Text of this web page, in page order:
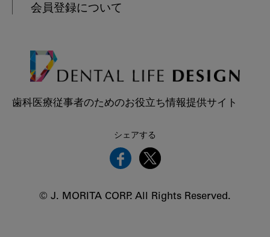
会員登録について
歯科医療従事者のためのお役立ち情報提供サイト
シェアする
© J. MORITA CORP. All Rights Reserved.